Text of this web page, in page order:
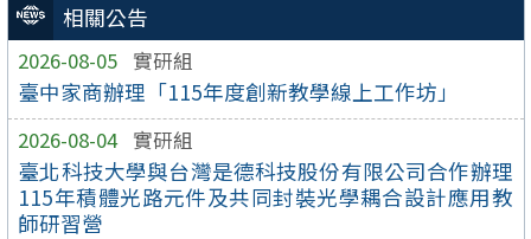
相關公告
2026-08-05 實研組
臺中家商辦理「115年度創新教學線上工作坊」
2026-08-04 實研組
臺北科技大學與台灣是德科技股份有限公司合作辦理
115年積體光路元件及共同封裝光學耦合設計應用教
師研習營